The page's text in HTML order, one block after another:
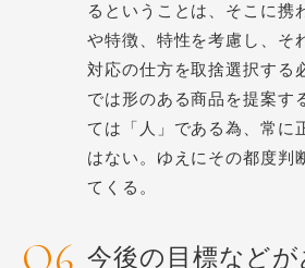
るということは、そこに携
や特徴、特性を考慮し、そ
対応の仕方を取捨選択する
では形のある商品を提案す
ては「人」である為、常に
はない。ゆえにその都度判
てくる。
今後の目標など